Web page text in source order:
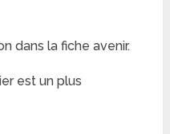
dans la fiche avenir.
est un plus